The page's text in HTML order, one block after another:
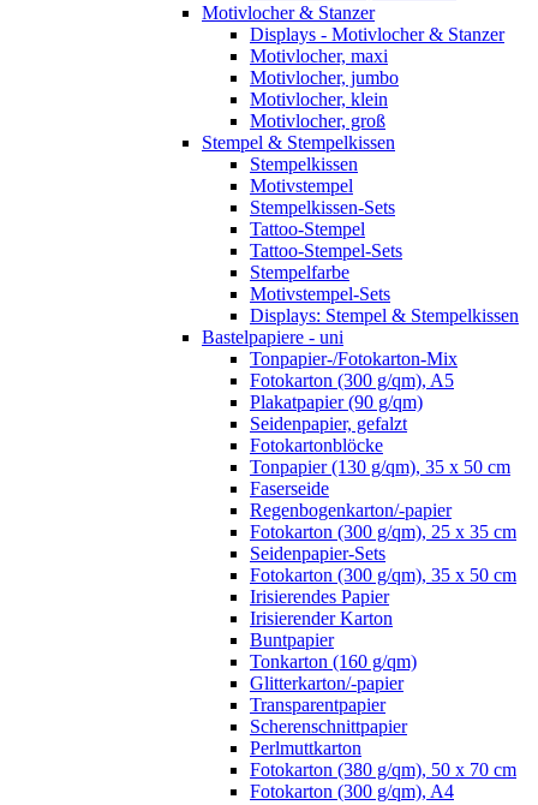
Motivlocher & Stanzer
Displays - Motivlocher & Stanzer
Motivlocher, maxi
Motivlocher, jumbo
Motivlocher, klein
Motivlocher, groß
Stempel & Stempelkissen
Stempelkissen
Motivstempel
Stempelkissen-Sets
Tattoo-Stempel
Tattoo-Stempel-Sets
Stempelfarbe
Motivstempel-Sets
Displays: Stempel & Stempelkissen
Bastelpapiere - uni
Tonpapier-/Fotokarton-Mix
Fotokarton (300 g/qm), A5
Plakatpapier (90 g/qm)
Seidenpapier, gefalzt
Fotokartonblöcke
Tonpapier (130 g/qm), 35 x 50 cm
Faserseide
Regenbogenkarton/-papier
Fotokarton (300 g/qm), 25 x 35 cm
Seidenpapier-Sets
Fotokarton (300 g/qm), 35 x 50 cm
Irisierendes Papier
Irisierender Karton
Buntpapier
Tonkarton (160 g/qm)
Glitterkarton/-papier
Transparentpapier
Scherenschnittpapier
Perlmuttkarton
Fotokarton (380 g/qm), 50 x 70 cm
Fotokarton (300 g/qm), A4